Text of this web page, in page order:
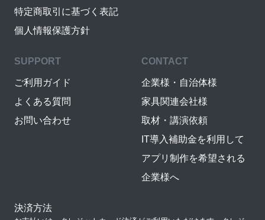
特定商取引に基づく表記
個人情報保護方針
SUPPORT
ご利用ガイド
よくある質問
お問い合わせ
CONTACT
企業様・自治体様
家具関連会社様
取材・講演依頼
IT導入補助金を利用して
アプリ制作を希望される
企業様へ
決済方法